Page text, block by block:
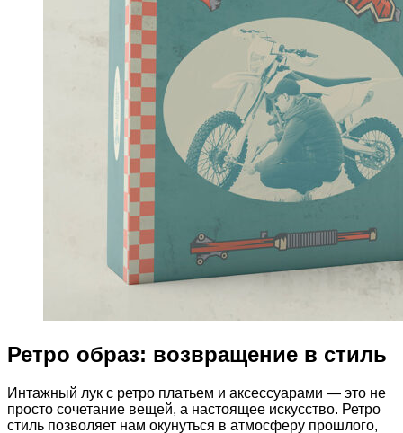
Ретро образ: возвращение в стиль
Интажный лук с ретро платьем и аксессуарами — это не
просто сочетание вещей, а настоящее искусство. Ретро
стиль позволяет нам окунуться в атмосферу прошлого,